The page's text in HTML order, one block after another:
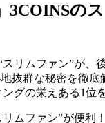
3COINSの
リムファン”が
抜群な秘密を徹
グの栄えある1位
ムファン”が便